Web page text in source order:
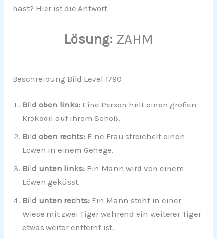
hast? Hier ist die Antwort:
Lösung: ZAHM
Beschreibung Bild Level 1790
Bild oben links: Eine Person hält einen großen
Krokodil auf ihrem Schoß.
Bild oben rechts: Eine Frau streichelt einen
Löwen in einem Gehege.
Bild unten links: Ein Mann wird von einem
Löwen geküsst.
Bild unten rechts: Ein Mann steht in einer
Wiese mit zwei Tiger während ein weiterer Tiger
etwas weiter entfernt ist.